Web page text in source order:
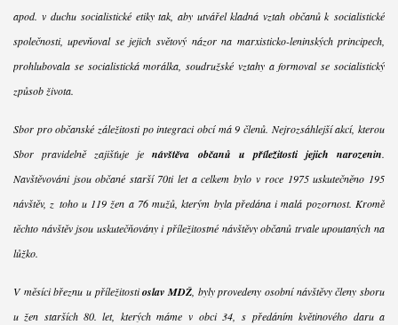
apod. v duchu socialistické etiky tak, aby utvářel kladná vztah občanů k socialistické
společnosti, upevňoval se jejich světový názor na marxisticko-leninských principech,
prohlubovala se socialistická morálka, soudružské vztahy a formoval se socialistický
způsob života.
Sbor pro občanské záležitosti po integraci obcí má 9 členů. Nejrozsáhlejší akcí, kterou
Sbor pravidelně zajišťuje jenávštěva občanů u příležitosti jejich narozenin.
Navštěvováni jsou občané starší 70ti let a celkem bylo v roce 1975 uskutečněno 195
návštěv, z toho u 119 žen a 76 mužů, kterým byla předána i malá pozornost. Kromě
těchto návštěv jsou uskutečňovány i příležitostné návštěvy občanů trvale upoutaných na
lůžko.
V měsíci březnu u příležitostioslav MDŽ , byly provedeny osobní návštěvy členy sboru
u žen starších 80. let, kterých máme v obci 34, s předáním květinového daru a